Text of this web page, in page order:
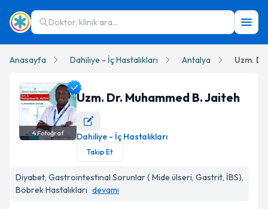
Doktor, klinik ara...
Anasayfa Dahiliye - İç Hastalıkları Antalya Uzm.
Uzm. Dr. Muhammed B. Jaiteh Profil Fotoğrafı
4Fotoğraf
Uzm. Dr. Muhammed B. Jaiteh
Dahiliye - İç Hastalıkları
Takip Et
Diyabet, Gastrointestinal Sorunlar ( Mide ülseri, Gastrit, İBS),
Böbrek Hastalıkları devamı